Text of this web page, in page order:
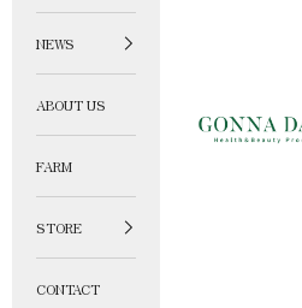
GONNA DAYS
NEWS
ABOUT US
FARM
STORE
CONTACT